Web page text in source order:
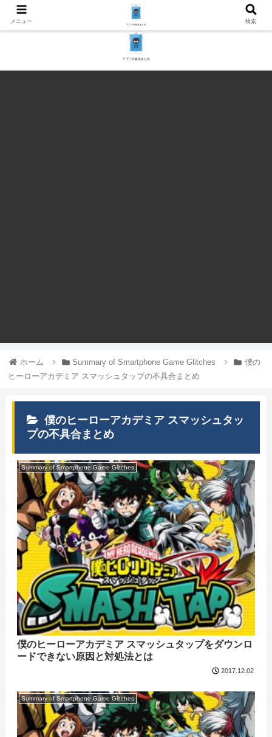
ホーム Summary of Smartphone Game Glitches
僕の
ヒーローアカデミア スマッシュタップの不具合まとめ
僕のヒーローアカデミア スマッシュタッ
プの不具合まとめ
Summary of Smartphone Game Glitches
僕のヒーローアカデミア スマッシュタップをダウンロ
ードできない原因と対処法とは
2017.12.02
Summary of Smartphone Game Glitches
メニュー 検索